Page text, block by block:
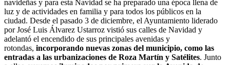
navideñas y para esta Navidad se ha preparado una época llena de
luz y de actividades en familia y para todos los públicos en la
ciudad. Desde el pasado 3 de diciembre, el Ayuntamiento liderado
por José Luis Álvarez Ustarroz vistió sus calles de Navidad y
adelantó el encendido de sus principales avenidas y
rotondas, incorporando nuevas zonas del municipio, como las
entradas a las urbanizaciones de Roza Martín y Satélites. Junto